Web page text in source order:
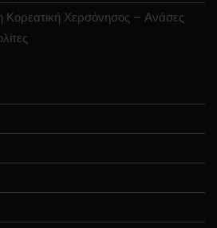
Κορεατική Χερσόνησος – Ανάσες